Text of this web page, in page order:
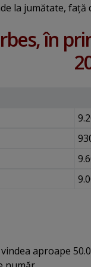
la jumătate,
în
aproape